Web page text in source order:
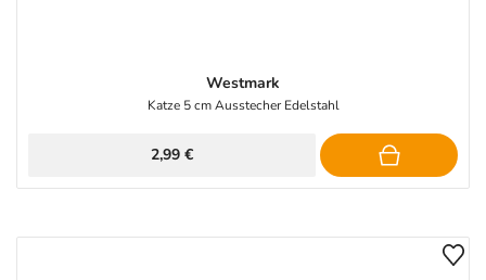
Westmark
Katze 5 cm Ausstecher Edelstahl
2,99 €